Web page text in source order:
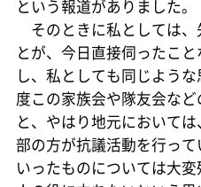
という報道がありました。
そのときに私としては、
とが、今日直接伺ったこ
し、私としても同じよう
度この家族会や隊友会な
と、やはり地元において
部の方が抗議活動を行っ
いったものについては大変